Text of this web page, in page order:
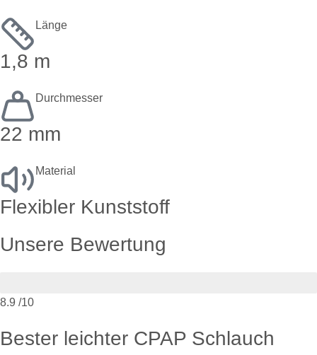
Länge
1,8 m
Durchmesser
22 mm
Material
Flexibler Kunststoff
Unsere Bewertung
8.9 /10
Bester leichter CPAP Schlauch